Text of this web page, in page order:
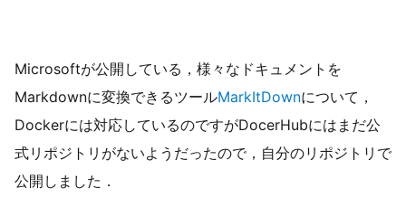
Microsoftが公開している，様々なドキュメントを
Markdownに変換できるツールMarkItDownについて，
Dockerには対応しているのですがDocerHubにはまだ公
式リポジトリがないようだったので，自分のリポジトリで
公開しました．